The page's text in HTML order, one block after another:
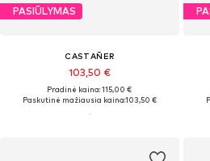
PASIŪLYMAS
CASTAÑER
103,50 €
Pradinė kaina: 115,00 €
Paskutinė mažiausia kaina:103,50 €